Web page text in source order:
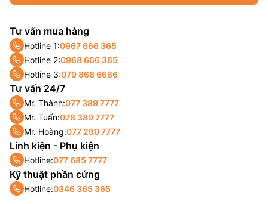
Tư vấn mua hàng
Hotline 1:0967 666 365
Hotline 2:0968 666 365
Hotline 3:079 868 6666
Tư vấn 24/7
Mr. Thành:077 389 7777
Mr. Tuấn:078 389 7777
Mr. Hoàng:077 290 7777
Linh kiện - Phụ kiện
Hotline:077 685 7777
Kỹ thuật phần cứng
Hotline:0346 365 365